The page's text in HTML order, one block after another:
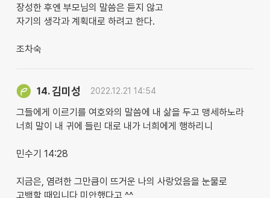
장성한 후엔 부모님의 말씀은 듣지 않고
자기의 생각과 계획대로 하려고 한다.
조차숙
14.김미성 2022.12.21 14:54
그들에게 이르기를 여호와의 말씀에 내 삶을 두고 맹세하노라
너희 말이 내 귀에 들린 대로 내가 너희에게 행하리니
민수기 14:28
지금은, 염려한 그만큼이 뜨거운 나의 사랑었음을 눈물로
고백할 때입니다 미안했다고 ^^